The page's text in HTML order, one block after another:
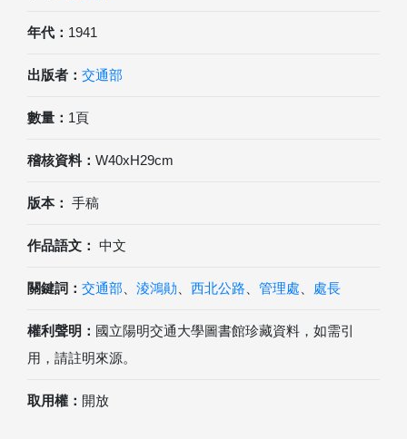
年代： 1941
出版者： 交通部
數量： 1頁
稽核資料： W40xH29cm
版本： 手稿
作品語文： 中文
關鍵詞： 交通部 淩鴻勛 西北公路 管理處 處長
權利聲明： 國立陽明交通大學圖書館珍藏資料，如需引
用，請註明來源。
取用權： 開放